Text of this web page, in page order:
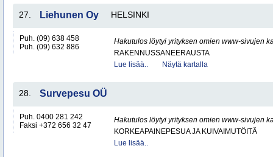
27. Liehunen Oy HELSINKI
Puh. (09) 638 458
Puh. (09) 632 886
Hakutulos löytyi yrityksen omien www-sivujen
RAKENNUSSANEERAUSTA
Lue lisää..
Näytä kartalla
28. Survepesu OÜ
Puh. 0400 281 242
Faksi +372 656 32 47
Hakutulos löytyi yrityksen omien www-sivujen
KORKEAPAINEPESUA JA KUIVAIMUTÖITÄ
Lue lisää..